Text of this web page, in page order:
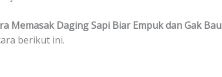
Memasak Daging Sapi Biar Empuk dan Gak Bau
berikut ini.